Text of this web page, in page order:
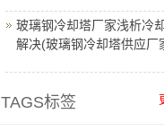
玻璃钢冷却塔厂家浅析冷
解决(玻璃钢冷却塔供应厂
TAGS标签